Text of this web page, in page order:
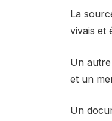
La
vivais et
Un
et un
Un